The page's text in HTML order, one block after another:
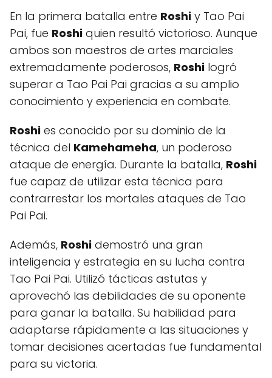
En la primera batalla entre Roshi y Tao Pai
Pai, fue Roshi quien resultó victorioso. Aunque
ambos son maestros de artes marciales
extremadamente poderosos, Roshi logró
superar a Tao Pai Pai gracias a su amplio
conocimiento y experiencia en combate.
Roshi es conocido por su dominio de la
técnica del Kamehameha, un poderoso
ataque de energía. Durante la batalla, Roshi
fue capaz de utilizar esta técnica para
contrarrestar los mortales ataques de Tao
Pai Pai.
Además, Roshi demostró una gran
inteligencia y estrategia en su lucha contra
Tao Pai Pai. Utilizó tácticas astutas y
aprovechó las debilidades de su oponente
para ganar la batalla. Su habilidad para
adaptarse rápidamente a las situaciones y
tomar decisiones acertadas fue fundamental
para su victoria.